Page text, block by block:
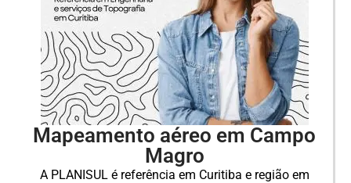
Mapeamento aéreo em Campo
Magro
A PLANISUL é referência em Curitiba e região em